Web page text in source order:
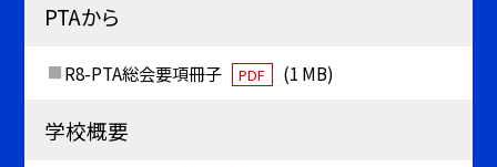
PTAから
R8-PTA総会要項冊子 PDF (1 MB)
学校概要